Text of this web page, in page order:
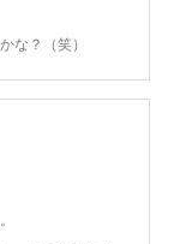
な？（笑）